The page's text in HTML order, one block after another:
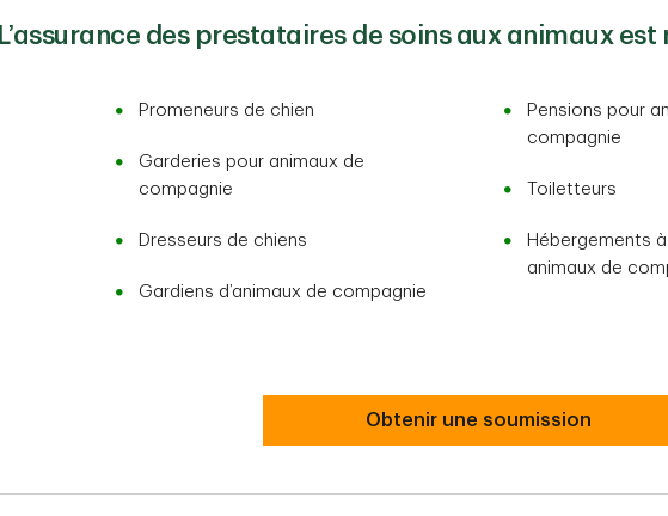
L’assurance des prestataires de soins aux animaux
Promeneurs de chien
Garderies pour animaux de
compagnie
Dresseurs de chiens
Gardiens d’animaux de compagnie
Pensions pour
compagnie
Toiletteurs
Hébergements
animaux de
Obtenir une soumission